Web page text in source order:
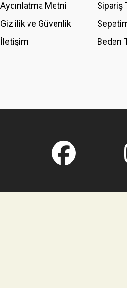
Aydınlatma Metni
Gizlilik ve Güvenlik
İletişim
Sipariş
Beden